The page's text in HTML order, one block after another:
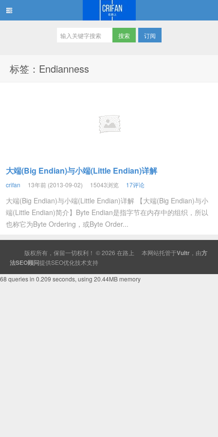
订阅
标签：Endianness
大端(Big Endian)与小端(Little Endian)详解
crifan 13年前 (2013-09-02) 15043浏览 17评论
大端(Big Endian)与小端(Little Endian)详解 【大端(Big Endian)与小
端(Little Endian)简介】Byte Endian是指字节在内存中的组织，所以
也称它为Byte Ordering，或Byte Order...
版权所有，保留一切权利！ © 2026 在路上 本网站托管于Vultr ，由方
法SEO顾问提供SEO优化技术支持
68 queries in 0.209 seconds, using 20.44MB memory